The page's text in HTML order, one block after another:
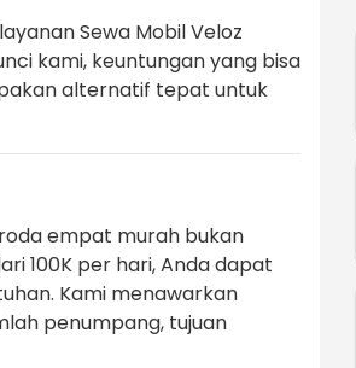
Sewa Mobil Veloz
kami, keuntungan yang bisa
alternatif tepat untuk
empat murah bukan
100K per hari, Anda dapat
Kami menawarkan
penumpang, tujuan